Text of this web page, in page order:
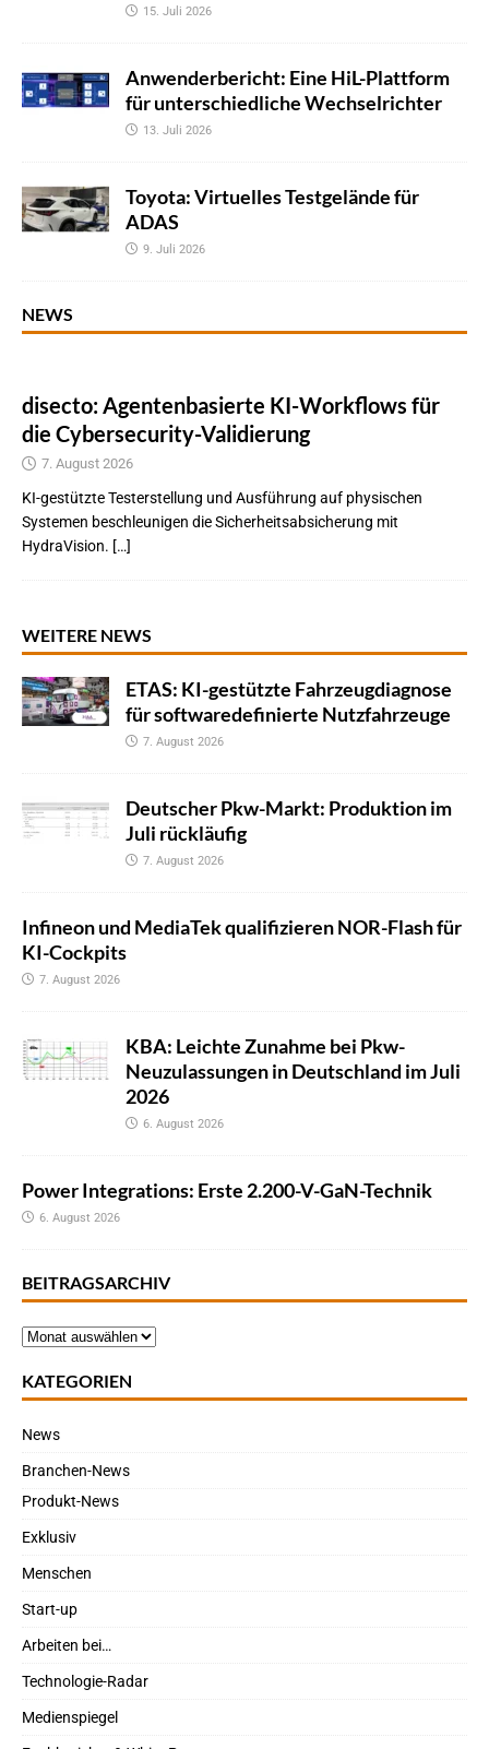
15. Juli 2026
Anwenderbericht: Eine HiL-Plattform
für unterschiedliche Wechselrichter
13. Juli 2026
Toyota: Virtuelles Testgelände für
ADAS
9. Juli 2026
NEWS
disecto: Agentenbasierte KI-Workflows für
die Cybersecurity-Validierung
7. August 2026
KI-gestützte Testerstellung und Ausführung auf physischen
Systemen beschleunigen die Sicherheitsabsicherung mit
HydraVision. […]
WEITERE NEWS
ETAS: KI-gestützte Fahrzeugdiagnose
für softwaredefinierte Nutzfahrzeuge
7. August 2026
Deutscher Pkw-Markt: Produktion im
Juli rückläufig
7. August 2026
Infineon und MediaTek qualifizieren NOR-Flash für
KI-Cockpits
7. August 2026
KBA: Leichte Zunahme bei Pkw-
Neuzulassungen in Deutschland im Juli
2026
6. August 2026
Power Integrations: Erste 2.200-V-GaN-Technik
6. August 2026
BEITRAGSARCHIV
KATEGORIEN
News
Branchen-News
Produkt-News
Exklusiv
Menschen
Start-up
Arbeiten bei…
Technologie-Radar
Medienspiegel